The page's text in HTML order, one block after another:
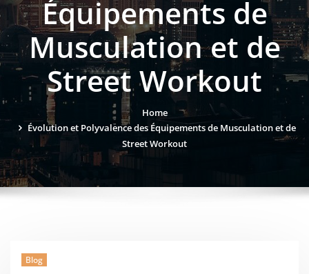
Équipements de
Musculation et de
Street Workout
Home
Évolution et Polyvalence des Équipements de Musculation et de
Street Workout
Blog